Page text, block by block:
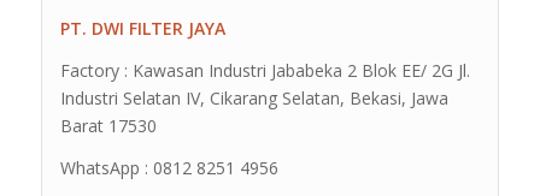
PT. DWI FILTER JAYA
Factory : Kawasan Industri Jababeka 2 Blok EE/ 2G Jl.
Industri Selatan IV, Cikarang Selatan, Bekasi, Jawa
Barat 17530
WhatsApp : 0812 8251 4956